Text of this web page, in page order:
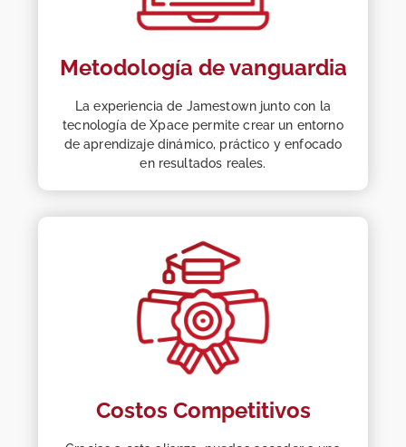
Metodología de vanguardia
La experiencia de Jamestown junto con la
tecnología de Xpace permite crear un entorno
de aprendizaje dinámico, práctico y enfocado
en resultados reales.
Costos Competitivos